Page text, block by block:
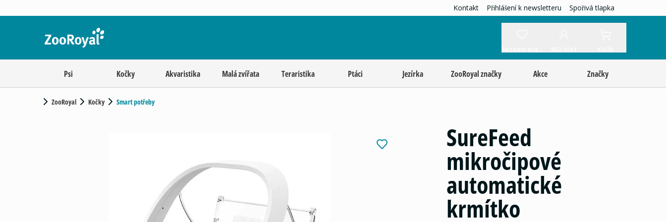
Kontakt Přihlášení k newsletteru Spořivá tlapka
Psi Kočky Akvaristika Malá zvířata Teraristika Ptáci Jezírka ZooRoyal značky Akce Značky
ZooRoyal Kočky Smart potřeby
SureFeed
mikročipové
automatické
krmítko